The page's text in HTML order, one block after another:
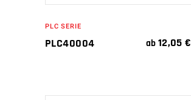
PLC SERIE
PLC40004 ab 12,05€